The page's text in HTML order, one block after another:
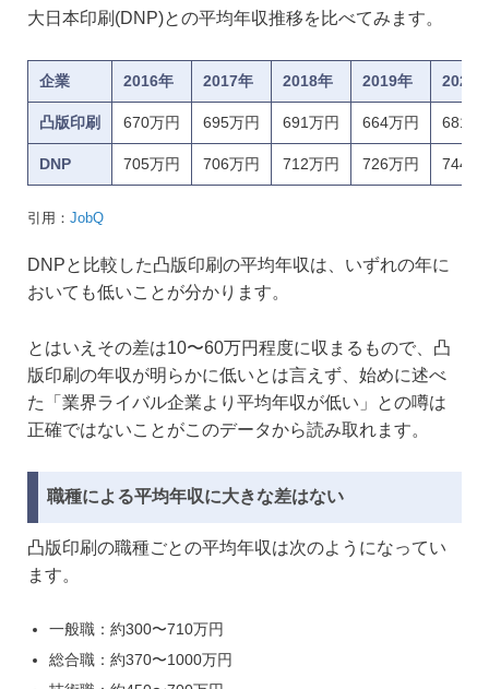
大日本印刷(DNP)との平均年収推移を比べてみます。
企業 2016年 2017年 2018年 2019年 2020
凸版印刷 670万円 695万円 691万円 664万円 681万
DNP 705万円 706万円 712万円 726万円 744万
引用： JobQ
DNPと比較した凸版印刷の平均年収は、いずれの年に
おいても低いことが分かります。
とはいえその差は10〜60万円程度に収まるもので、凸
版印刷の年収が明らかに低いとは言えず、始めに述べ
た「業界ライバル企業より平均年収が低い」との噂は
正確ではないことがこのデータから読み取れます。
職種による平均年収に大きな差はない
凸版印刷の職種ごとの平均年収は次のようになってい
ます。
一般職：約300〜710万円
総合職：約370〜1000万円